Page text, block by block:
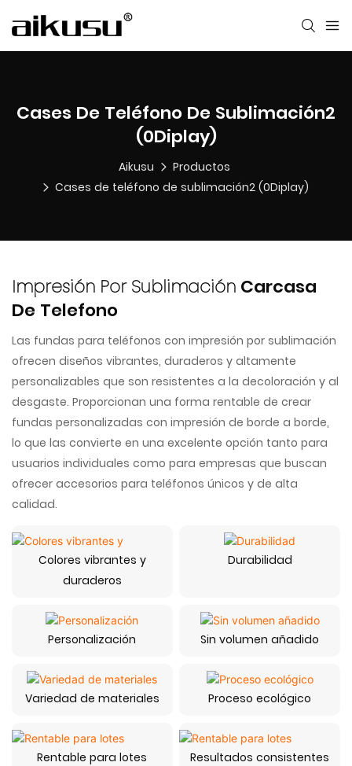
Cases De Teléfono De Sublimación2
(0Diplay)
Aikusu
Productos
Cases de teléfono de sublimación2 (0Diplay)
Impresión Por Sublimación Carcasa
De Telefono
Las fundas para teléfonos con impresión por sublimación
ofrecen diseños vibrantes, duraderos y altamente
personalizables que son resistentes a la decoloración y al
desgaste. Proporcionan una forma rentable de crear
fundas personalizadas con impresión de borde a borde,
lo que las convierte en una excelente opción tanto para
usuarios individuales como para empresas que buscan
ofrecer accesorios para teléfonos únicos y de alta
calidad.
Colores vibrantes y
duraderos
Durabilidad
Personalización Sin volumen añadido
Variedad de materiales Proceso ecológico
Rentable para lotes
Resultados consistentes